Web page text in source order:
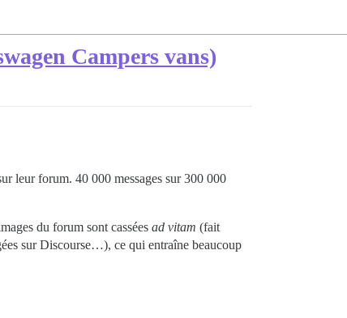
Campers vans)
leur forum. 40 000 messages sur 300 000
du forum sont cassées ad vitam (fait
sur Discourse…), ce qui entraîne beaucoup